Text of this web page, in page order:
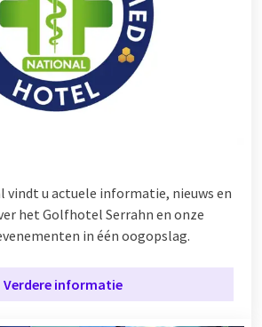
vindt u actuele informatie, nieuws en
het Golfhotel Serrahn en onze
in één oogopslag.
Verdere informatie